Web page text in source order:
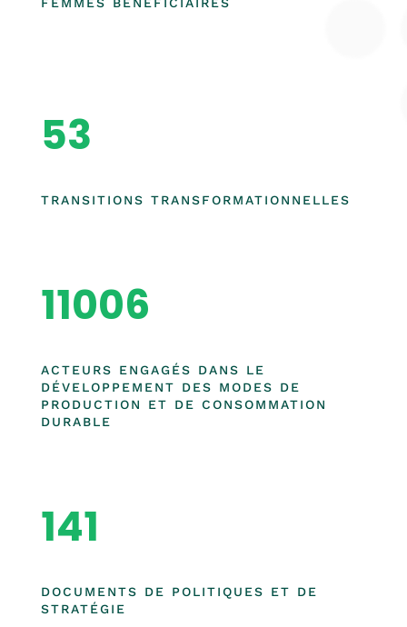
FEMMES BÉNÉFICIAIRES
53
TRANSITIONS TRANSFORMATIONNELLES
11006
ACTEURS ENGAGÉS DANS LE
DÉVELOPPEMENT DES MODES DE
PRODUCTION ET DE CONSOMMATION
DURABLE
141
DOCUMENTS DE POLITIQUES ET DE
STRATÉGIE